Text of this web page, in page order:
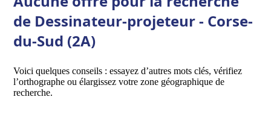
de Dessinateur-projeteur - Corse-
du-Sud (2A)
Voici quelques conseils : essayez d’autres mots clés, vérifiez
l’orthographe ou élargissez votre zone géographique de
recherche.